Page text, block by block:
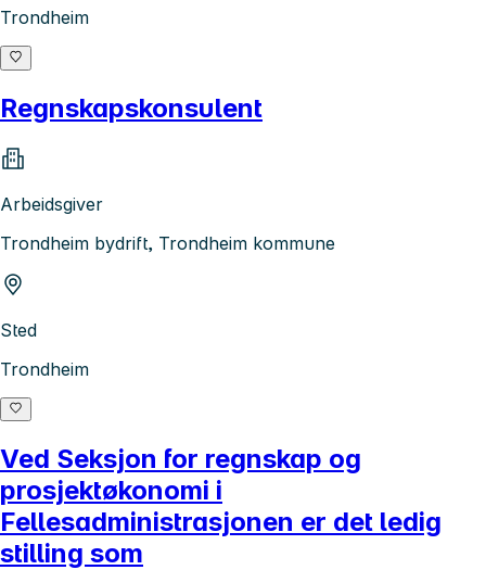
Trondheim
Regnskapskonsulent
Arbeidsgiver
Trondheim bydrift, Trondheim kommune
Sted
Trondheim
Ved Seksjon for regnskap og
prosjektøkonomi i
Fellesadministrasjonen er det ledig
stilling som